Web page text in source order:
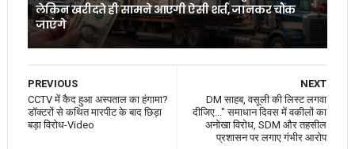
लेकिन खरीदते ही सामने आएगी ऐसी शर्त, जानकर चौंक
जाएंगे
NEXT
DM साहब, वसूली की लिस्ट लगवा
दीजिए..." समाधान दिवस में वकीलों का
अनोखा विरोध, SDM और तहसील
प्रशासन पर लगाए गंभीर आरोप
PREVIOUS
CCTV में कैद हुआ अस्पताल का हंगामा?
डॉक्टरों से कथित मारपीट के बाद छिड़ा
बड़ा विरोध-Video